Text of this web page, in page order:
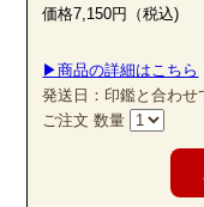
屋久杉印材は、湿気等
の多量の樹脂を含み、
価格7,150円（税込)
▶商品の詳細はこちら
発送日：印鑑と合わせ
ご注文 数量